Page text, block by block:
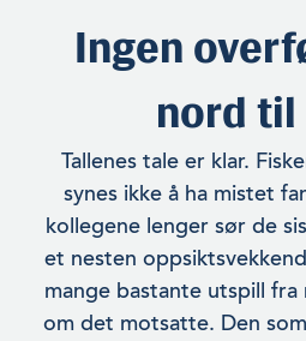
Ingen
nord til
Tallenes tale er klar.
synes ikke å ha mistet
kollegene lenger sør de
et nesten
mange bastante utspill
om det motsatte. Den